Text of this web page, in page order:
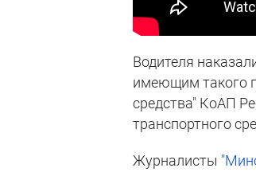
Водителя
имеющим такого
средства" КоАП
транспортного
Журналисты